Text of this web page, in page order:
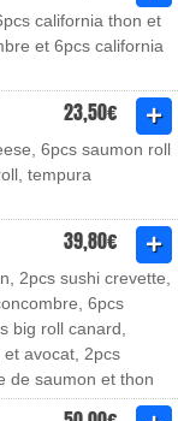
california thon et
et 6pcs california
23,50€
6pcs saumon roll
tempura
39,80€
2pcs sushi crevette,
6pcs
big roll canard,
avocat, 2pcs
de saumon et thon